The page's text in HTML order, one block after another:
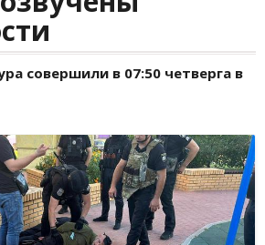
совершили в 07:50 четверга в